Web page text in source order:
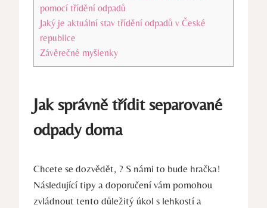
‌pomocí ⁤třídění odpadů
Jaký je aktuální stav třídění odpadů v České
republice
Závěrečné myšlenky
Jak správně třídit separované
odpady doma
Chcete se⁢ dozvědět,⁢ ? S námi⁢ to bude hračka!
Následující ⁣tipy a doporučení vám pomohou
zvládnout ⁤tento důležitý úkol s lehkostí a